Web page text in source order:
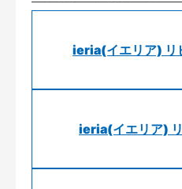
ieria(イエリア) リ
ieria(イエリア)